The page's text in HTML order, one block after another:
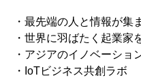
・最先端の人と情報が集
・世界に羽ばたく起業家
・アジアのイノベーショ
・IoTビジネス共創ラボ